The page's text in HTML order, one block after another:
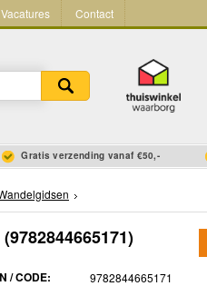
Vacatures Contact
Gratis verzending vanaf €50,-
(9782844665171)
/ CODE: 9782844665171